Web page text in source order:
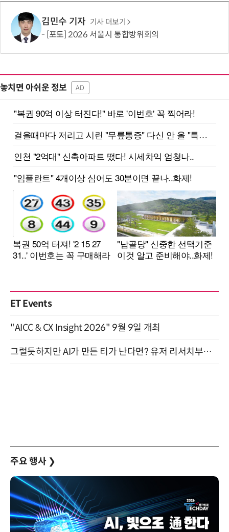
김민수 기자 기사 더보기
[포토] 2026 서울시 통합방위회의
놓치면 아쉬운 정보 AD
ET Events
"AICC & CX Insight 2026" 9월 9일 개최
그럴듯하지만 AI가 만든 티가 난다면? 유저 리서치부터 배포까지! (9/15)
주요 행사 ❯